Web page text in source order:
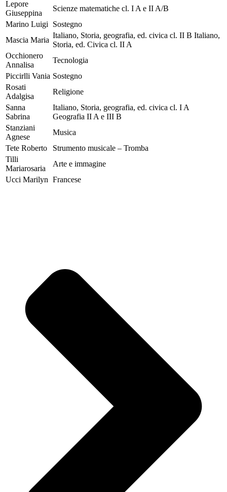
Lepore
Giuseppina
Scienze matematiche cl. I A e II A/B
Marino Luigi
Sostegno
Mascia Maria
Italiano, Storia, geografia, ed. civica cl. II B Italiano,
Storia, ed. Civica cl. II A
Occhionero
Annalisa
Tecnologia
Piccirlli Vania Sostegno
Rosati
Adalgisa
Religione
Sanna
Sabrina
Italiano, Storia, geografia, ed. civica cl. I A
Geografia II A e III B
Stanziani
Agnese
Musica
Tete Roberto
Strumento musicale – Tromba
Tilli
Mariarosaria
Arte e immagine
Ucci Marilyn Francese